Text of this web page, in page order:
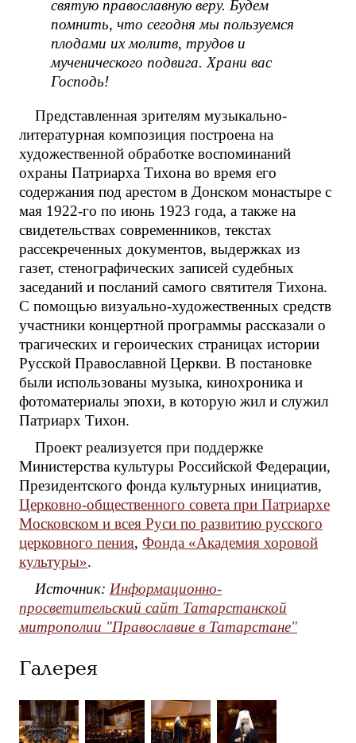
святую православную веру. Будем
помнить, что сегодня мы пользуемся
плодами их молитв, трудов и
мученического подвига. Храни вас
Господь!
Представленная зрителям музыкально-
литературная композиция построена на
художественной обработке воспоминаний
охраны Патриарха Тихона во время его
содержания под арестом в Донском монастыре с
мая 1922-го по июнь 1923 года, а также на
свидетельствах современников, текстах
рассекреченных документов, выдержках из
газет, стенографических записей судебных
заседаний и посланий самого святителя Тихона.
С помощью визуально-художественных средств
участники концертной программы рассказали о
трагических и героических страницах истории
Русской Православной Церкви. В постановке
были использованы музыка, кинохроника и
фотоматериалы эпохи, в которую жил и служил
Патриарх Тихон.
Проект реализуется при поддержке
Министерства культуры Российской Федерации,
Президентского фонда культурных инициатив,
Церковно-общественного совета при Патриархе
Московском и всея Руси по развитию русского
церковного пения, Фонда «Академия хоровой
культуры».
Источник: Информационно-
просветительский сайт Татарстанской
митрополии "Православие в Татарстане"
Галерея